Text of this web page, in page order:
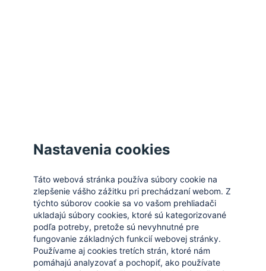
Nastavenia cookies
Táto webová stránka používa súbory cookie na
zlepšenie vášho zážitku pri prechádzaní webom. Z
týchto súborov cookie sa vo vašom prehliadači
ukladajú súbory cookies, ktoré sú kategorizované
podľa potreby, pretože sú nevyhnutné pre
fungovanie základných funkcií webovej stránky.
Používame aj cookies tretích strán, ktoré nám
pomáhajú analyzovať a pochopiť, ako používate